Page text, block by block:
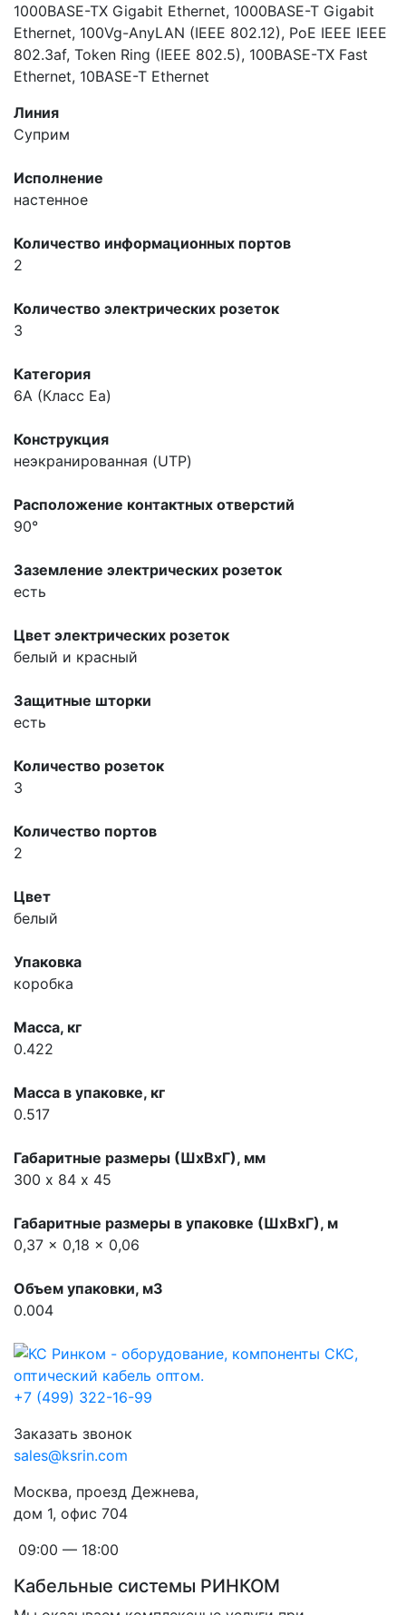
1000BASE-TX Gigabit Ethernet, 1000BASE-T Gigabit
Ethernet, 100Vg-AnyLAN (IEEE 802.12), PoE IEEE IEEE
802.3af, Token Ring (IEEE 802.5), 100BASE-TX Fast
Ethernet, 10BASE-T Ethernet
Линия
Суприм
Исполнение
настенное
Количество информационных портов
2
Количество электрических розеток
3
Категория
6A (Класс Ea)
Конструкция
неэкранированная (UTP)
Расположение контактных отверстий
90°
Заземление электрических розеток
есть
Цвет электрических розеток
белый и красный
Защитные шторки
есть
Количество розеток
3
Количество портов
2
Цвет
белый
Упаковка
коробка
Масса, кг
0.422
Масса в упаковке, кг
0.517
Габаритные размеры (ШхВхГ), мм
300 х 84 х 45
Габаритные размеры в упаковке (ШхВхГ), м
0,37 x 0,18 x 0,06
Объем упаковки, м3
0.004
+7 (499) 322-16-99
Заказать звонок
sales@ksrin.com
Москва, проезд Дежнева,
дом 1, офис 704
09:00 — 18:00
Кабельные системы РИНКОМ